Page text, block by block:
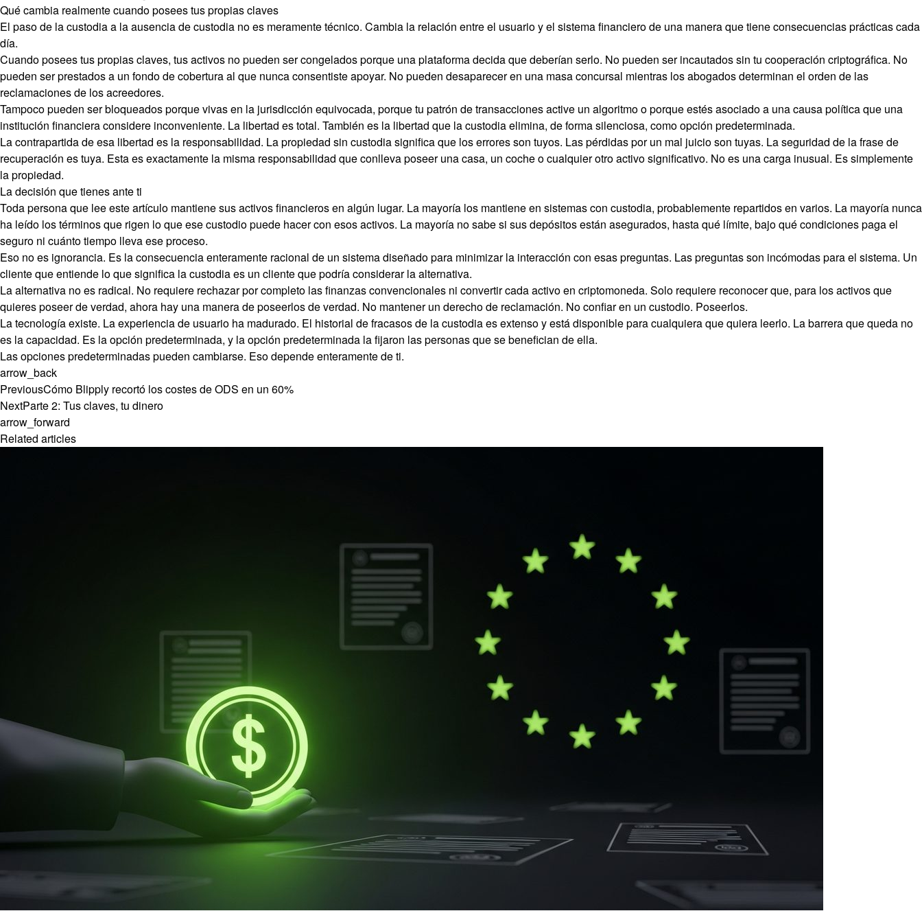
Qué cambia realmente cuando posees tus propias claves
El paso de la custodia a la ausencia de custodia no es meramente técnico. Cambia la relación entre el usuario y el sistema financiero de una manera que tiene consecuencias prácticas cada
día.
Cuando posees tus propias claves, tus activos no pueden ser congelados porque una plataforma decida que deberían serlo. No pueden ser incautados sin tu cooperación criptográfica. No
pueden ser prestados a un fondo de cobertura al que nunca consentiste apoyar. No pueden desaparecer en una masa concursal mientras los abogados determinan el orden de las
reclamaciones de los acreedores.
Tampoco pueden ser bloqueados porque vivas en la jurisdicción equivocada, porque tu patrón de transacciones active un algoritmo o porque estés asociado a una causa política que una
institución financiera considere inconveniente. La libertad es total. También es la libertad que la custodia elimina, de forma silenciosa, como opción predeterminada.
La contrapartida de esa libertad es la responsabilidad. La propiedad sin custodia significa que los errores son tuyos. Las pérdidas por un mal juicio son tuyas. La seguridad de la frase de
recuperación es tuya. Esta es exactamente la misma responsabilidad que conlleva poseer una casa, un coche o cualquier otro activo significativo. No es una carga inusual. Es simplemente
la propiedad.
La decisión que tienes ante ti
Toda persona que lee este artículo mantiene sus activos financieros en algún lugar. La mayoría los mantiene en sistemas con custodia, probablemente repartidos en varios. La mayoría nunca
ha leído los términos que rigen lo que ese custodio puede hacer con esos activos. La mayoría no sabe si sus depósitos están asegurados, hasta qué límite, bajo qué condiciones paga el
seguro ni cuánto tiempo lleva ese proceso.
Eso no es ignorancia. Es la consecuencia enteramente racional de un sistema diseñado para minimizar la interacción con esas preguntas. Las preguntas son incómodas para el sistema. Un
cliente que entiende lo que significa la custodia es un cliente que podría considerar la alternativa.
La alternativa no es radical. No requiere rechazar por completo las finanzas convencionales ni convertir cada activo en criptomoneda. Solo requiere reconocer que, para los activos que
quieres poseer de verdad, ahora hay una manera de poseerlos de verdad. No mantener un derecho de reclamación. No confiar en un custodio. Poseerlos.
La tecnología existe. La experiencia de usuario ha madurado. El historial de fracasos de la custodia es extenso y está disponible para cualquiera que quiera leerlo. La barrera que queda no
es la capacidad. Es la opción predeterminada, y la opción predeterminada la fijaron las personas que se benefician de ella.
Las opciones predeterminadas pueden cambiarse. Eso depende enteramente de ti.
arrow_back
PreviousCómo Blipply recortó los costes de ODS en un 60%
NextParte 2: Tus claves, tu dinero
arrow_forward
Related articles